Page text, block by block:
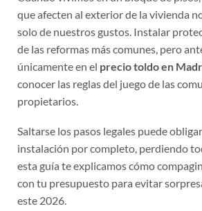
que afecten al exterior de la vivienda
solo de nuestros gustos. Instalar
de las reformas más comunes, pero
precio toldo en
conocer las reglas del juego de las
instalación por completo, perdiendo
esta guía te explicamos cómo
con tu presupuesto para evitar
este 2026.